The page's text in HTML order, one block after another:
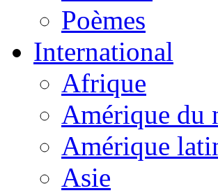
Poèmes
International
Afrique
Amérique du
Amérique
Asie